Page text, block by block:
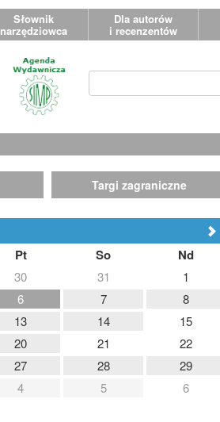
Słownik
narzędziowca
Dla autorów
i recenzentów
Targi zagraniczne
Pt So Nd
30 31
1
6 7
8
13 14
15
20 21
22
27 28
29
4 5 6